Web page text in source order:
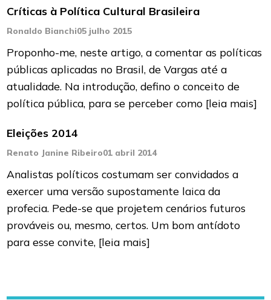
Críticas à Política Cultural Brasileira
Ronaldo Bianchi05 julho 2015
Proponho-me, neste artigo, a comentar as políticas
públicas aplicadas no Brasil, de Vargas até a
atualidade. Na introdução, defino o conceito de
política pública, para se perceber como [leia mais]
Eleições 2014
Renato Janine Ribeiro01 abril 2014
Analistas políticos costumam ser convi­dados a
exercer uma versão suposta­mente laica da
profecia. Pede-se que projetem cenários futuros
prováveis ou, mesmo, cer­tos. Um bom antídoto
para esse convite, [leia mais]